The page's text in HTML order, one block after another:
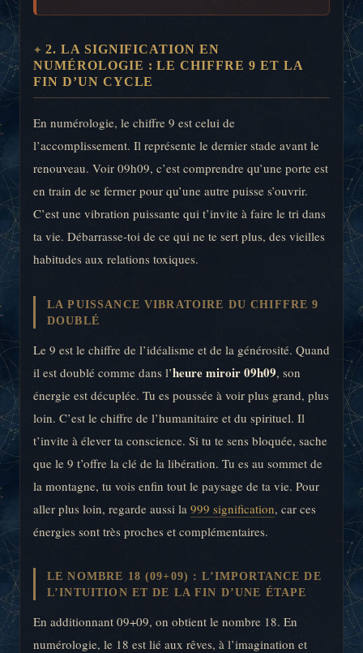
2. LA SIGNIFICATION EN
NUMÉROLOGIE : LE CHIFFRE 9 ET LA
FIN D’UN CYCLE
En numérologie, le chiffre 9 est celui de
l’accomplissement. Il représente le dernier stade avant le
renouveau. Voir 09h09, c’est comprendre qu’une porte est
en train de se fermer pour qu’une autre puisse s’ouvrir.
C’est une vibration puissante qui t’invite à faire le tri dans
ta vie. Débarrasse-toi de ce qui ne te sert plus, des vieilles
habitudes aux relations toxiques.
LA PUISSANCE VIBRATOIRE DU CHIFFRE 9
DOUBLÉ
Le 9 est le chiffre de l’idéalisme et de la générosité. Quand
il est doublé comme dans l’heure miroir 09h09, son
énergie est décuplée. Tu es poussée à voir plus grand, plus
loin. C’est le chiffre de l’humanitaire et du spirituel. Il
t’invite à élever ta conscience. Si tu te sens bloquée, sache
que le 9 t’offre la clé de la libération. Tu es au sommet de
la montagne, tu vois enfin tout le paysage de ta vie. Pour
aller plus loin, regarde aussi la 999 signification, car ces
énergies sont très proches et complémentaires.
LE NOMBRE 18 (09+09) : L’IMPORTANCE DE
L’INTUITION ET DE LA FIN D’UNE ÉTAPE
En additionnant 09+09, on obtient le nombre 18. En
numérologie, le 18 est lié aux rêves, à l’imagination et